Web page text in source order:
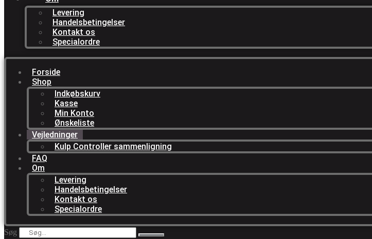
Levering
Handelsbetingelser
Kontakt os
Specialordre
Forside
Shop
Indkøbskurv
Kasse
Min Konto
Ønskeliste
Vejledninger
Kulp Controller sammenligning
FAQ
Om
Levering
Handelsbetingelser
Kontakt os
Specialordre
Søg